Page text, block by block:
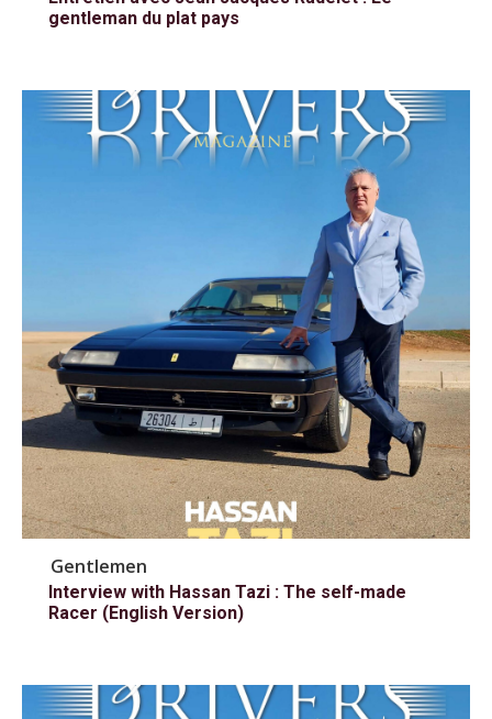
gentleman du plat pays
Gentlemen
Interview with Hassan Tazi : The self-made
Racer (English Version)